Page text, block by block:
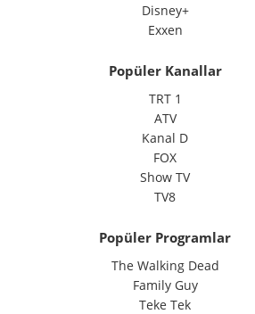
Disney+
Exxen
Popüler Kanallar
TRT 1
ATV
Kanal D
FOX
Show TV
TV8
Popüler Programlar
The Walking Dead
Family Guy
Teke Tek